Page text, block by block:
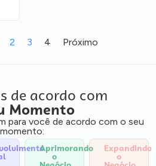
2 3 4 Próximo
de acordo com
Momento
para você de acordo com o seu
momento:
Aprimorando
o
Expandindo
o